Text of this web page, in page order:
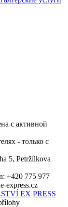
с активной
- только с
5, Petržílkova
+420 775 977
express.cz
EX PRESS